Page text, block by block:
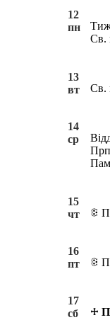
12
пн
Св.
13
вт
Св.
14
ср
15
чт
16
пт
17
сб